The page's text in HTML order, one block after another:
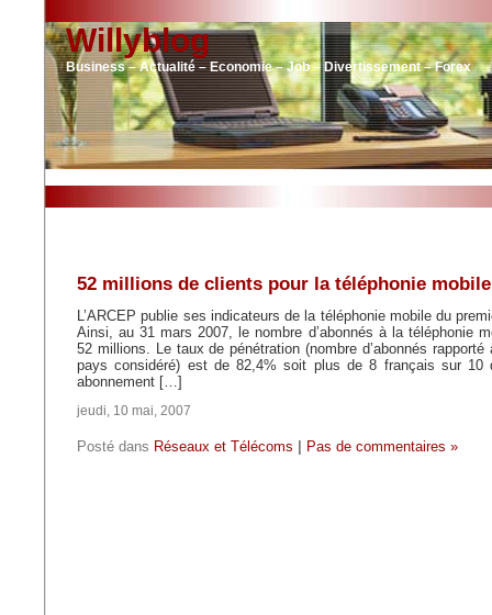
Willyblog
Business – Actualité – Economie – Job – Divertissement – Forex
52 millions de clients pour la téléphonie
L’ARCEP publie ses indicateurs de la téléphonie mobile du
Ainsi, au 31 mars 2007, le nombre d’abonnés à la téléphonie
52 millions. Le taux de pénétration (nombre d’abonnés rapporté
pays considéré) est de 82,4% soit plus de 8 français sur 10
abonnement […]
jeudi, 10 mai, 2007
Posté dans Réseaux et Télécoms Pas de commentaires »